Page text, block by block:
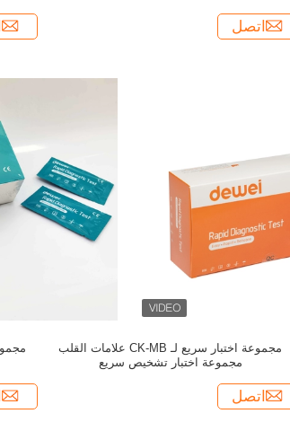
اتصل
مجموعة اختبار سريع لـ CK-MB علامات القلب
مجموعة اختبار تشخيص سريع
اتصل